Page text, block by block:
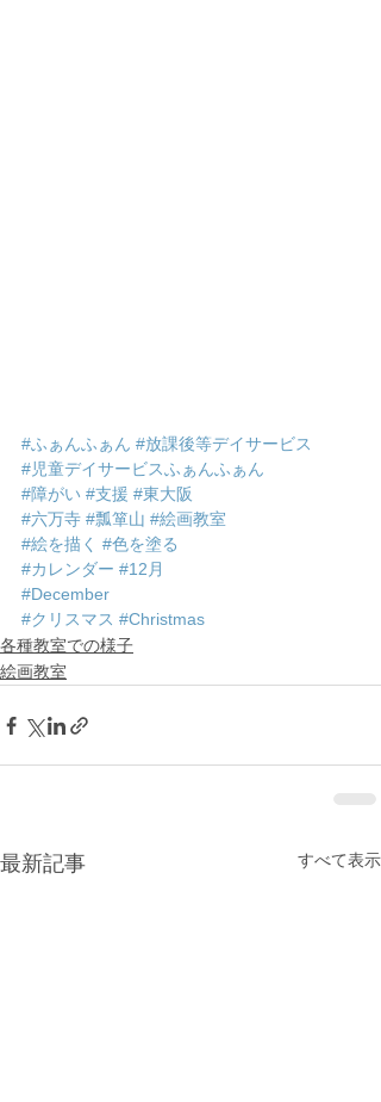
#ふぁんふぁん #放課後等デイサービス
#児童デイサービスふぁんふぁん
#障がい #支援 #東大阪
#六万寺 #瓢箪山 #絵画教室
#絵を描く #色を塗る
#カレンダー #12月
#December
#クリスマス #Christmas
各種教室での様子
絵画教室
最新記事 すべて表示